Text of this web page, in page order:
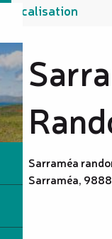
Localisation
Sarraméa
Sarraméa,